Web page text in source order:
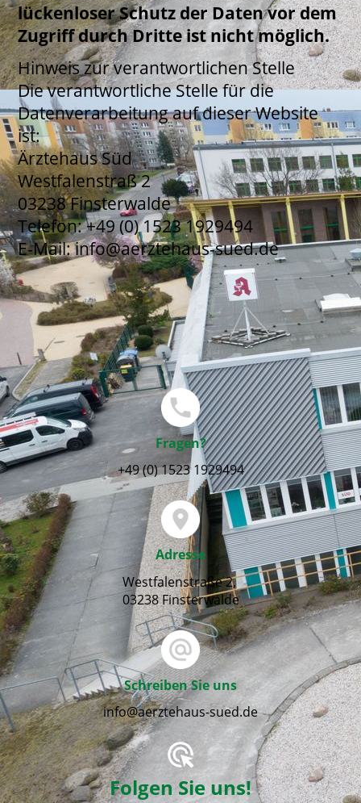
lückenloser Schutz der Daten vor dem
Zugriff durch Dritte ist nicht möglich.
Hinweis zur verantwortlichen Stelle
Die verantwortliche Stelle für die
Datenverarbeitung auf dieser Website
ist:
Ärztehaus Süd
Westfalenstraß 2
03238 Finsterwalde
Telefon: +49 (0) 1523 1929494
E-Mail: info@aerztehaus-sued.de
Fragen?
+49 (0) 1523 1929494
Adresse
Westfalenstraße 2,
03238 Finsterwalde
Schreiben Sie uns
info@aerztehaus-sued.de
Folgen Sie uns!